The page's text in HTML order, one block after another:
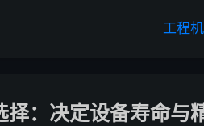
工程
择：决定设备寿命与